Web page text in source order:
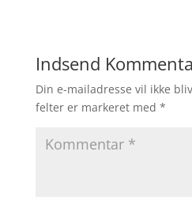
Indsend
Din e-mailadresse vil ikke
felter er markeret med *